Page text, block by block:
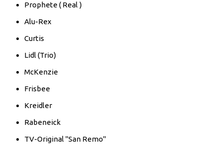
Prophete ( Real )
Alu-Rex
Curtis
Lidl (Trio)
McKenzie
Frisbee
Kreidler
Rabeneick
TV-Original "San Remo"